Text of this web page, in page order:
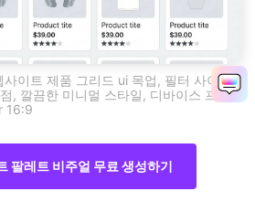
이트 제품 그리드 ui 목업, 필터 사이드
, 깔끔한 미니멀 스타일, 디바이스 프레
16:9
팔레트 비주얼 무료 생성하기